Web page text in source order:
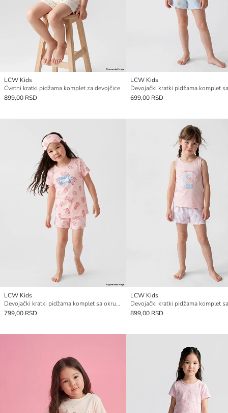
LCW Kids
Cvetni kratki pidžama komplet za devojčice
899,00 RSD
LCW Kids
699,00 RSD
LCW Kids
Devojački kratki pidžama komplet sa okruglim izrezom
799,00 RSD
LCW Kids
899,00 RSD